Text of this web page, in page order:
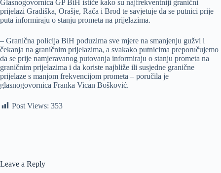
Glasnogovornica GP BiH ističe kako su najfrekventniji granični
prijelazi Gradiška, Orašje, Rača i Brod te savjetuje da se putnici prije
puta informiraju o stanju prometa na prijelazima.
– Granična policija BiH poduzima sve mjere na smanjenju gužvi i
čekanja na graničnim prijelazima, a svakako putnicima preporučujemo
da se prije namjeravanog putovanja informiraju o stanju prometa na
graničnim prijelazima i da koriste najbliže ili susjedne granične
prijelaze s manjom frekvencijom prometa – poručila je
glasnogovornica Franka Vican Bošković.
Post Views: 353
Leave a Reply